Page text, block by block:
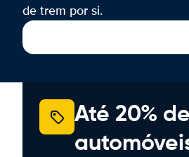
de trem por si.
Até 20%